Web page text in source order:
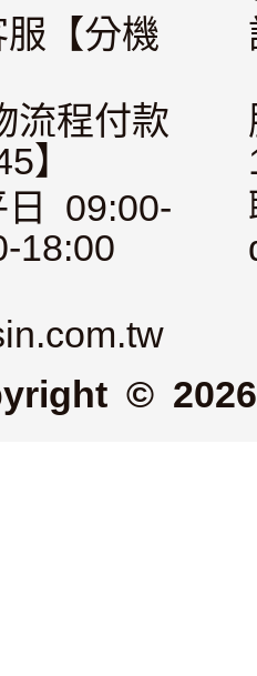
【分機
流程付款
】
日 09:00-
18:00
©